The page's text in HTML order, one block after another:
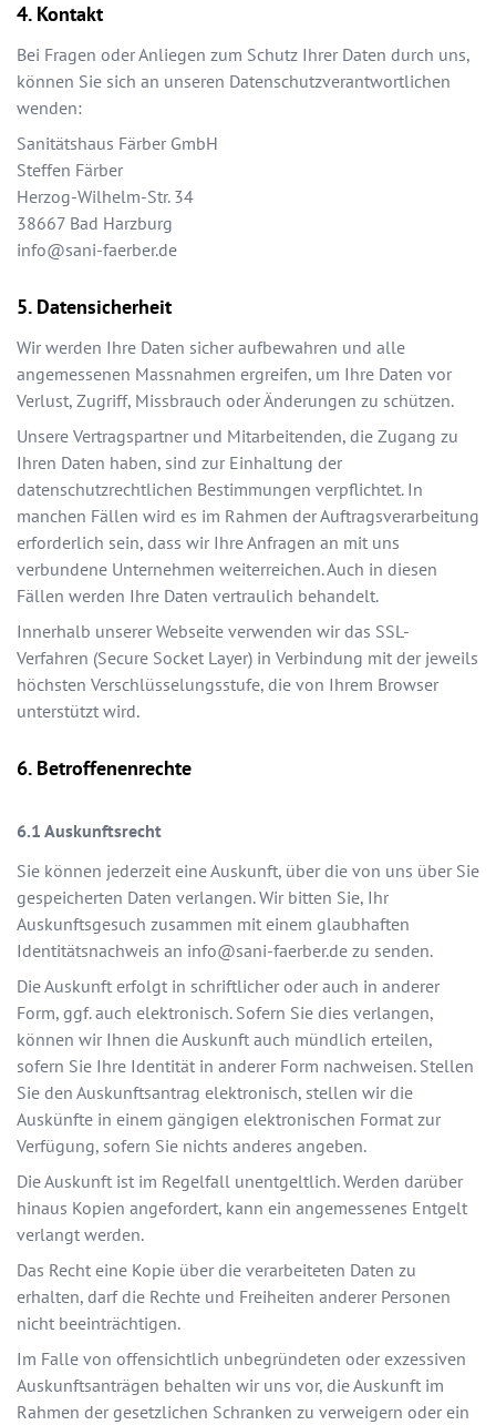
Kontakt
Bei Fragen oder Anliegen zum Schutz Ihrer Daten durch uns,
können Sie sich an unseren Datenschutzverantwortlichen
wenden:
Sanitätshaus Färber GmbH
Steffen Färber
Herzog-Wilhelm-Str. 34
38667 Bad Harzburg
info@sani-faerber.de
Datensicherheit
Wir werden Ihre Daten sicher aufbewahren und alle
angemessenen Massnahmen ergreifen, um Ihre Daten vor
Verlust, Zugriff, Missbrauch oder Änderungen zu schützen.
Unsere Vertragspartner und Mitarbeitenden, die Zugang zu
Ihren Daten haben, sind zur Einhaltung der
datenschutzrechtlichen Bestimmungen verpflichtet. In
manchen Fällen wird es im Rahmen der Auftragsverarbeitung
erforderlich sein, dass wir Ihre Anfragen an mit uns
verbundene Unternehmen weiterreichen. Auch in diesen
Fällen werden Ihre Daten vertraulich behandelt.
Innerhalb unserer Webseite verwenden wir das SSL-
Verfahren (Secure Socket Layer) in Verbindung mit der jeweils
höchsten Verschlüsselungsstufe, die von Ihrem Browser
unterstützt wird.
Betroffenenrechte
Auskunftsrecht
Sie können jederzeit eine Auskunft, über die von uns über Sie
gespeicherten Daten verlangen. Wir bitten Sie, Ihr
Auskunftsgesuch zusammen mit einem glaubhaften
Identitätsnachweis an info@sani-faerber.de zu senden.
Die Auskunft erfolgt in schriftlicher oder auch in anderer
Form, ggf. auch elektronisch. Sofern Sie dies verlangen,
können wir Ihnen die Auskunft auch mündlich erteilen,
sofern Sie Ihre Identität in anderer Form nachweisen. Stellen
Sie den Auskunftsantrag elektronisch, stellen wir die
Auskünfte in einem gängigen elektronischen Format zur
Verfügung, sofern Sie nichts anderes angeben.
Die Auskunft ist im Regelfall unentgeltlich. Werden darüber
hinaus Kopien angefordert, kann ein angemessenes Entgelt
verlangt werden.
Das Recht eine Kopie über die verarbeiteten Daten zu
erhalten, darf die Rechte und Freiheiten anderer Personen
nicht beeinträchtigen.
Im Falle von offensichtlich unbegründeten oder exzessiven
Auskunftsanträgen behalten wir uns vor, die Auskunft im
Rahmen der gesetzlichen Schranken zu verweigern oder ein